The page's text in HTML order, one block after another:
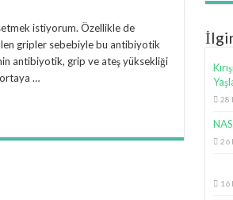
istiyorum. Özellikle de
gripler sebebiyle bu antibiyotik
antibiyotik, grip ve ateş yüksekliği
ortaya …
28
26
16